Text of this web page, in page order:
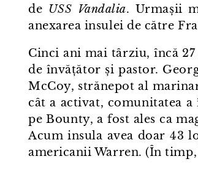
de USS Vandalia. Urmașii
anexarea insulei de către
Cinci ani mai târziu, încă
de învățător și pastor.
McCoy, strănepot al
cât a activat, comunitatea
pe Bounty, a fost ales ca
Acum insula avea doar 43
americanii Warren. (În